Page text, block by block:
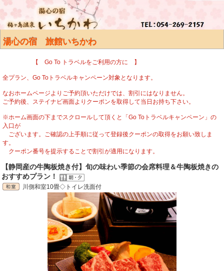
湯心の宿 旅館いちかわ
【 Go To トラベルをご利用の方に 】
全プラン、Go Toトラベルキャンペーン対象となります。
なおホームページよりご予約頂いただけでは、割引にはなりません。
ご予約後、ステイナビ画面よりクーポンを取得して当日お持ち下さい。
※ホーム画面の下までスクロールして頂くと「Go Toトラベルキャンペーン」の
入口が
ございます。ご確認の上手順に従って登録後クーポンの取得をお願い致しま
す。
クーポン番号を提示することで割引が適用になります。
【静岡産の牛陶板焼き付】旬の味わい季節の会席料理＆牛陶板焼きの
おすすめプラン！
川側和室10畳◇トイレ洗面付